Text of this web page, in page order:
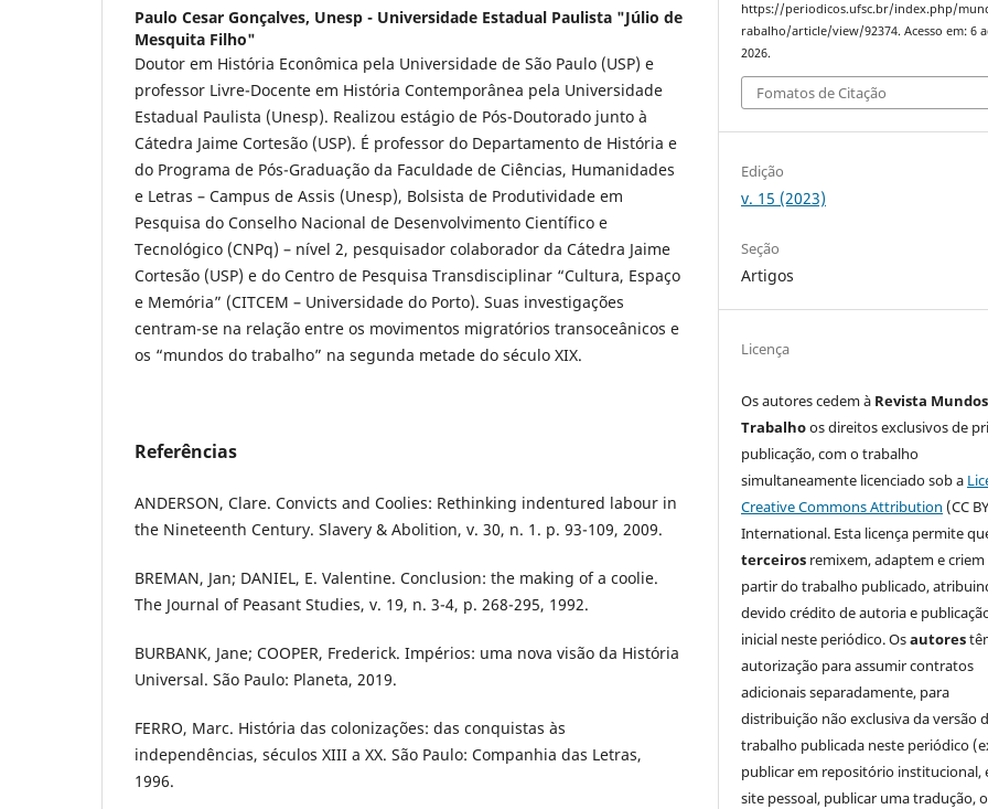
Paulo Cesar Gonçalves, Unesp - Universidade Estadual Paulista "Júlio de
Mesquita Filho"
Doutor em História Econômica pela Universidade de São Paulo (USP) e
professor Livre-Docente em História Contemporânea pela Universidade
Estadual Paulista (Unesp). Realizou estágio de Pós-Doutorado junto à
Cátedra Jaime Cortesão (USP). É professor do Departamento de História e
do Programa de Pós-Graduação da Faculdade de Ciências, Humanidades
e Letras – Campus de Assis (Unesp), Bolsista de Produtividade em
Pesquisa do Conselho Nacional de Desenvolvimento Científico e
Tecnológico (CNPq) – nível 2, pesquisador colaborador da Cátedra Jaime
Cortesão (USP) e do Centro de Pesquisa Transdisciplinar “Cultura, Espaço
e Memória” (CITCEM – Universidade do Porto). Suas investigações
centram-se na relação entre os movimentos migratórios transoceânicos e
os “mundos do trabalho” na segunda metade do século XIX.
Referências
ANDERSON, Clare. Convicts and Coolies: Rethinking indentured labour in
the Nineteenth Century. Slavery & Abolition, v. 30, n. 1. p. 93-109, 2009.
BREMAN, Jan; DANIEL, E. Valentine. Conclusion: the making of a coolie.
The Journal of Peasant Studies, v. 19, n. 3-4, p. 268-295, 1992.
BURBANK, Jane; COOPER, Frederick. Impérios: uma nova visão da História
Universal. São Paulo: Planeta, 2019.
FERRO, Marc. História das colonizações: das conquistas às
independências, séculos XIII a XX. São Paulo: Companhia das Letras,
1996.
https://periodicos.ufsc.br/index.php/
rabalho/article/view/92374. Acesso em: 6
2026.
Fomatos de Citação
Edição
v. 15 (2023)
Seção
Artigos
Licença
Os autores cedem à Revista
Trabalhoos direitos exclusivos de
publicação, com o trabalho
simultaneamente licenciado sob a
Creative Commons Attribution (CC
International. Esta licença permite
terceiros remixem, adaptem e criem
partir do trabalho publicado,
devido crédito de autoria e
inicial neste periódico. Osautores
autorização para assumir contratos
adicionais separadamente, para
distribuição não exclusiva da versão
trabalho publicada neste periódico
publicar em repositório institucional,
site pessoal, publicar uma tradução,